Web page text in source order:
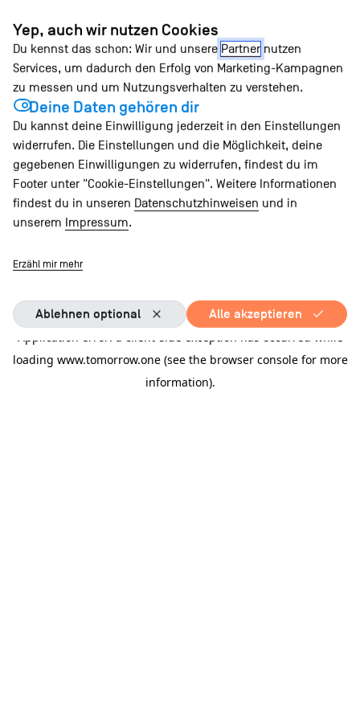
Zum
Inhalt
springen
Application error: a client-side exception has occurred while
loading www.tomorrow.one (see the browser console for more
information).
Yep, auch wir nutzen Cookies
Du kennst das schon: Wir und unsere Partner nutzen
Services, um dadurch den Erfolg von Marketing-Kampagnen
zu messen und um Nutzungsverhalten zu verstehen.
Deine Daten gehören dir
Du kannst deine Einwilligung jederzeit in den Einstellungen
widerrufen. Die Einstellungen und die Möglichkeit, deine
gegebenen Einwilligungen zu widerrufen, findest du im
Footer unter "Cookie-Einstellungen". Weitere Informationen
findest du in unseren Datenschutzhinweisen und in
unserem Impressum.
Erzähl mir mehr
Ablehnen optional Alle akzeptieren